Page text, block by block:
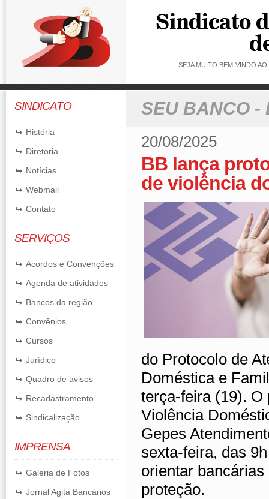
SEJA MUITO BEM-VINDO
SINDICATO
História
Diretoria
Notícias
Webmail
Contato
SERVIÇOS
Acordos e Convenções
Agenda de atividades
Bancos da região
Convênios
Cursos
Jurídico
Quadro de avisos
Recadastramento
Sindicalização
IMPRENSA
Galeria de Fotos
Jornal Agita Bancários
SEU BANCO -
20/08/2025
BB lança
de violência
do Protocolo de
Doméstica e
terça-feira (19). O
Violência
Gepes
sexta-feira, das
orientar
proteção.